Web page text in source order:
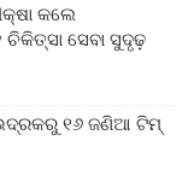
କଲେ
ସେବା ସୁଦୃଢ଼
୧୬ ଜଣିଆ ଟିମ୍